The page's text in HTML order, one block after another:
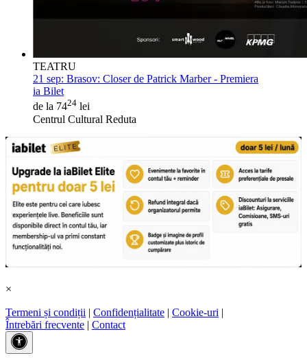
TEATRU
21 sep: Brasov: Closer de Patrick Marber - Premiera
ia Bilet
de la 7424 lei
Centrul Cultural Reduta
×
Termeni și condiții | Confidențialitate | Cookie-uri |
Întrebări frecvente | Contact